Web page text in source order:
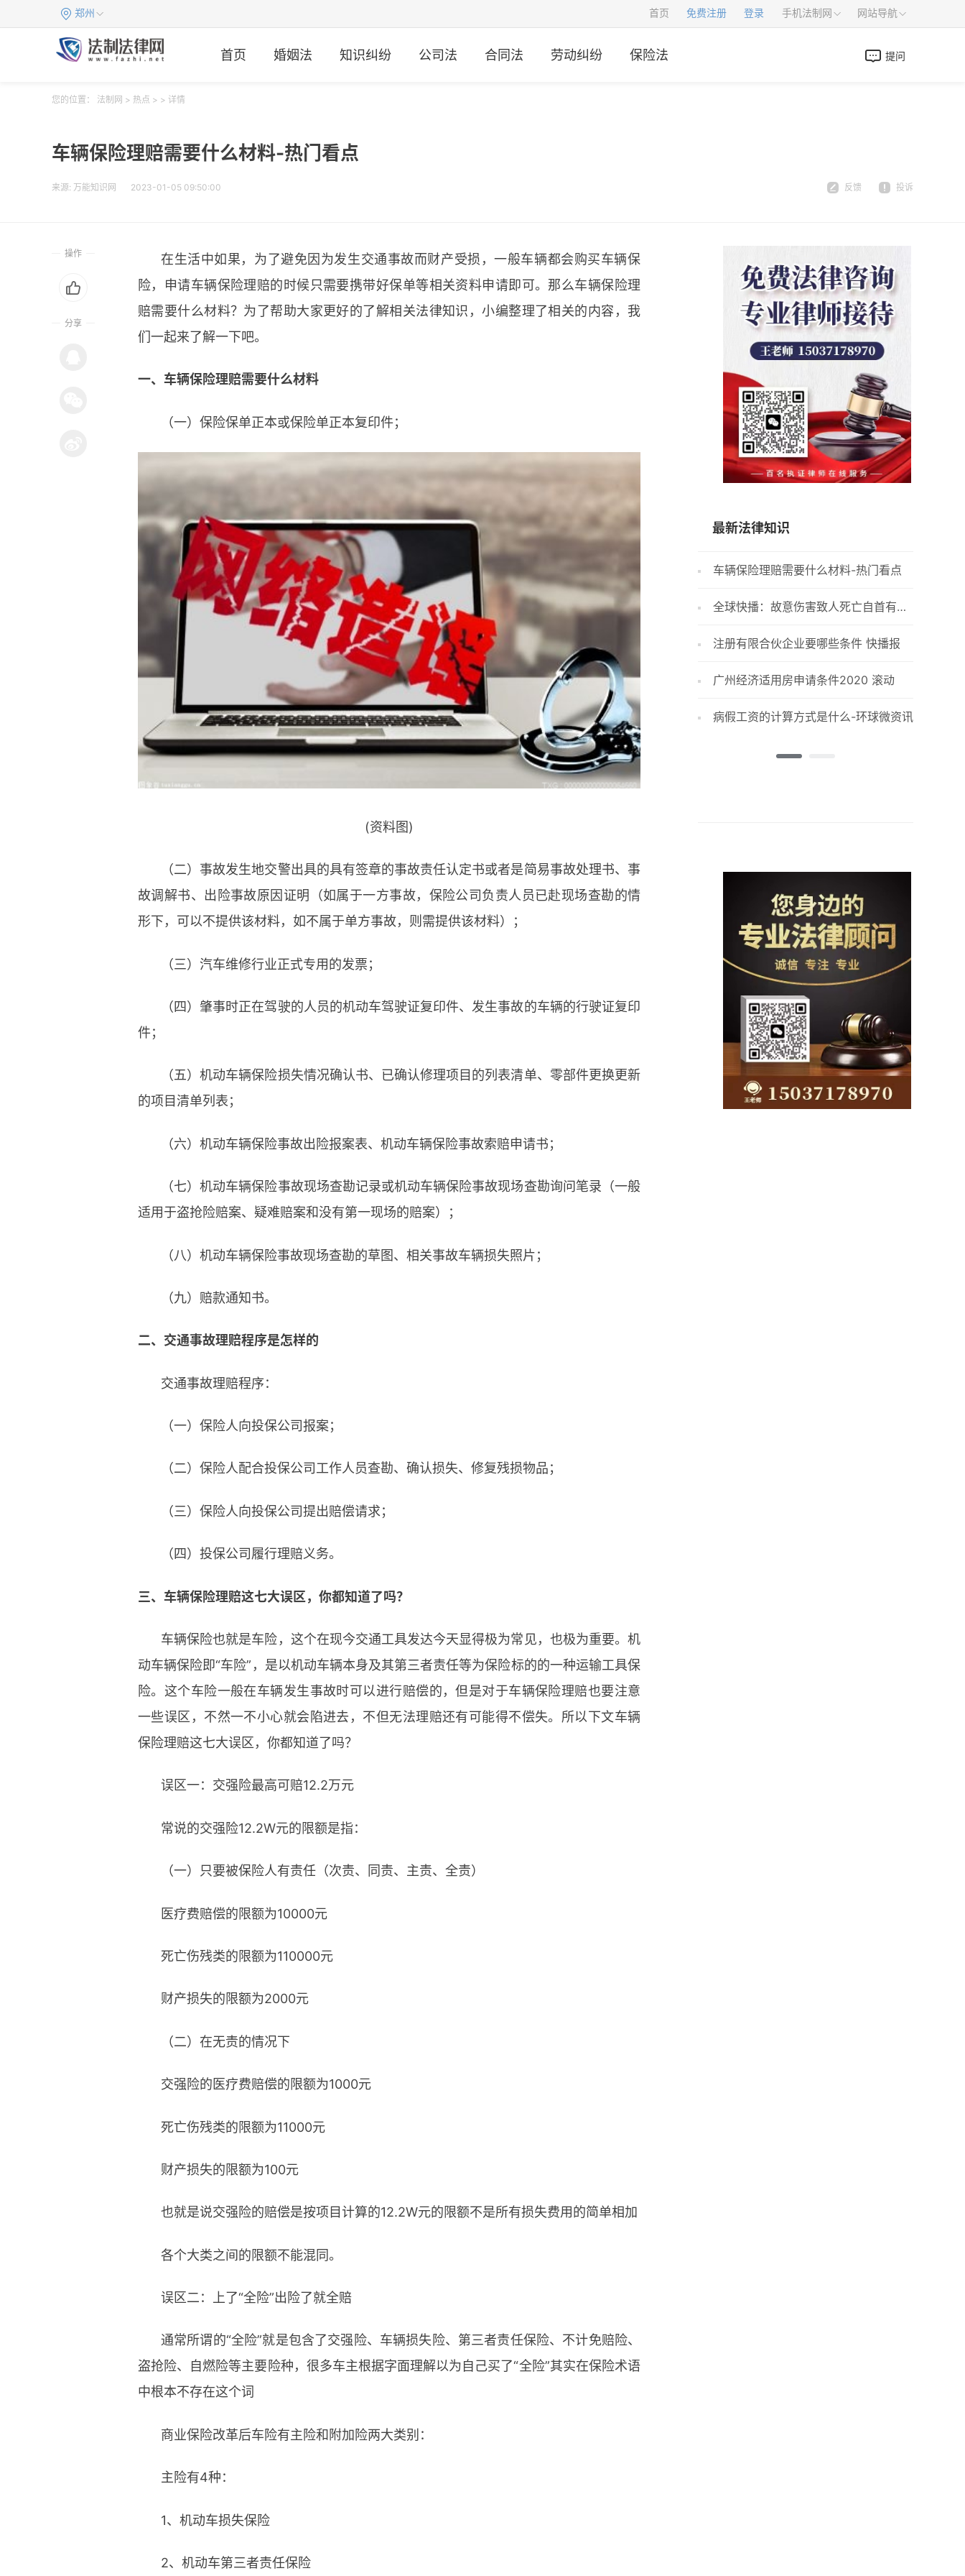
郑州 首页 免费注册 登录 手机法制网 网站导航
首页 婚姻法 知识纠纷 公司法 合同法 劳动纠纷 保险法 提问
您的位置： 法制网 > 热点 > > 详情
车辆保险理赔需要什么材料-热门看点
来源: 万能知识网 2023-01-05 09:50:00 反馈 投诉
在生活中如果，为了避免因为发生交通事故而财产受损，一般车辆都会购买车辆保
险，申请车辆保险理赔的时候只需要携带好保单等相关资料申请即可。那么车辆保险理
赔需要什么材料？为了帮助大家更好的了解相关法律知识，小编整理了相关的内容，我
们一起来了解一下吧。
一、车辆保险理赔需要什么材料
（一）保险保单正本或保险单正本复印件；
(资料图)
（二）事故发生地交警出具的具有签章的事故责任认定书或者是简易事故处理书、事
故调解书、出险事故原因证明（如属于一方事故，保险公司负责人员已赴现场查勘的情
形下，可以不提供该材料，如不属于单方事故，则需提供该材料）；
（三）汽车维修行业正式专用的发票；
（四）肇事时正在驾驶的人员的机动车驾驶证复印件、发生事故的车辆的行驶证复印
件；
（五）机动车辆保险损失情况确认书、已确认修理项目的列表清单、零部件更换更新
的项目清单列表；
（六）机动车辆保险事故出险报案表、机动车辆保险事故索赔申请书；
（七）机动车辆保险事故现场查勘记录或机动车辆保险事故现场查勘询问笔录（一般
适用于盗抢险赔案、疑难赔案和没有第一现场的赔案）；
（八）机动车辆保险事故现场查勘的草图、相关事故车辆损失照片；
（九）赔款通知书。
二、交通事故理赔程序是怎样的
交通事故理赔程序：
（一）保险人向投保公司报案；
（二）保险人配合投保公司工作人员查勘、确认损失、修复残损物品；
（三）保险人向投保公司提出赔偿请求；
（四）投保公司履行理赔义务。
三、车辆保险理赔这七大误区，你都知道了吗？
车辆保险也就是车险，这个在现今交通工具发达今天显得极为常见，也极为重要。机
动车辆保险即“车险”，是以机动车辆本身及其第三者责任等为保险标的的一种运输工具保
险。这个车险一般在车辆发生事故时可以进行赔偿的，但是对于车辆保险理赔也要注意
一些误区，不然一不小心就会陷进去，不但无法理赔还有可能得不偿失。所以下文车辆
保险理赔这七大误区，你都知道了吗？
误区一：交强险最高可赔12.2万元
常说的交强险12.2W元的限额是指：
（一）只要被保险人有责任（次责、同责、主责、全责）
医疗费赔偿的限额为10000元
死亡伤残类的限额为110000元
财产损失的限额为2000元
（二）在无责的情况下
交强险的医疗费赔偿的限额为1000元
死亡伤残类的限额为11000元
财产损失的限额为100元
也就是说交强险的赔偿是按项目计算的12.2W元的限额不是所有损失费用的简单相加
各个大类之间的限额不能混同。
误区二：上了“全险”出险了就全赔
通常所谓的“全险”就是包含了交强险、车辆损失险、第三者责任保险、不计免赔险、
盗抢险、自燃险等主要险种，很多车主根据字面理解以为自己买了“全险”其实在保险术语
中根本不存在这个词
商业保险改革后车险有主险和附加险两大类别：
主险有4种：
1、机动车损失保险
2、机动车第三者责任保险
操作
分享
最新法律知识
车辆保险理赔需要什么材料-热门看点
全球快播：故意伤害致人死亡自首有谅
解书注册有限合伙企业要哪些条件 快播报
广州经济适用房申请条件2020 滚动
病假工资的计算方式是什么-环球微资讯